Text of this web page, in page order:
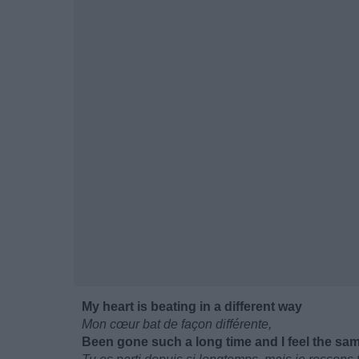
My heart is beating in a different way
Mon cœur bat de façon différente,
Been gone such a long time and I feel the